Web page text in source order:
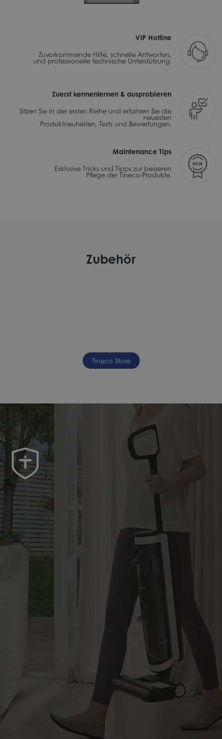
VIP Hotline
Zuvorkommende Hilfe, schnelle Antworten,
und professionelle technische Unterstützung.
Zuerst kennenlernen & ausprobieren
Sitzen Sie in der ersten Reihe und erfahren Sie die
neuesten
Produktneuheiten, Tests und Bewertungen.
Maintenance Tips
Exklusive Tricks und Tipps zur besseren
Pflege der Tineco-Produkte.
Zubehör
Tineco Store